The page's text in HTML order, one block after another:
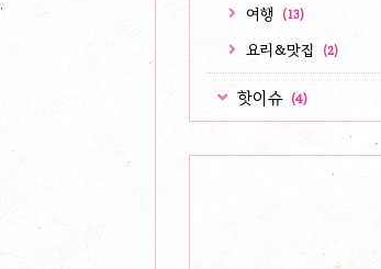
여행 (13)
요리&맛집 (2)
핫이슈 (4)